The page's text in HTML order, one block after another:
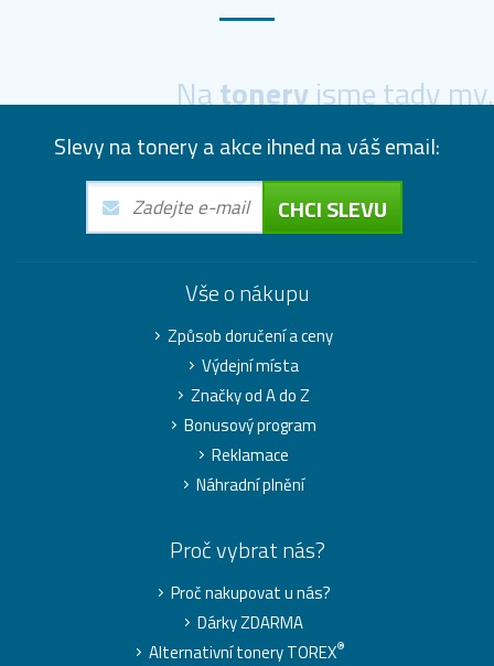
Natoneryjsme tady my.
Slevy na tonery a akce ihned na váš email:
CHCI SLEVU
Vše o nákupu
Způsob doručení a ceny
Výdejní místa
Značky od A do Z
Bonusový program
Reklamace
Náhradní plnění
Proč vybrat nás?
Proč nakupovat u nás?
Dárky ZDARMA
Alternativní tonery TOREX®